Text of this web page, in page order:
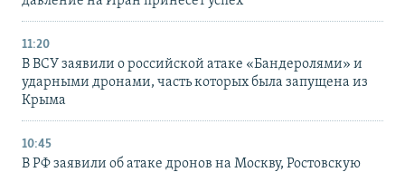
11:20
В ВСУ заявили о российской атаке «Бандеролями» и
ударными дронами, часть которых была запущена из
Крыма
10:45
В РФ заявили об атаке дронов на Москву, Ростовскую